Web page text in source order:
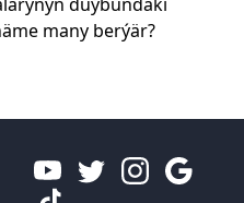
many berýär?